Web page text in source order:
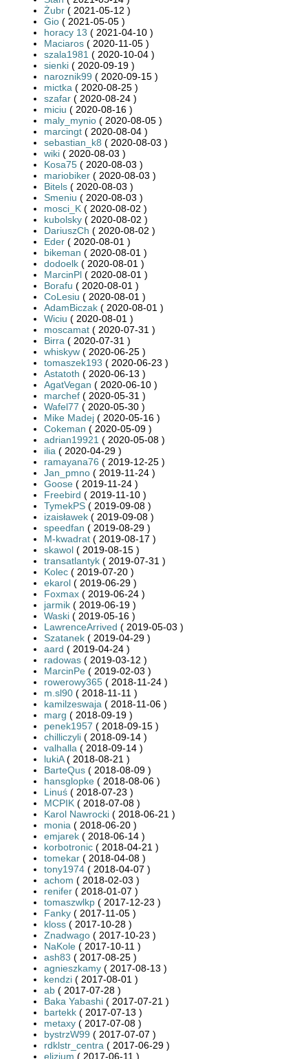
Żubr ( 2021-05-12 )
Gio ( 2021-05-05 )
horacy 13 ( 2021-04-10 )
Maciaros ( 2020-11-05 )
szala1981 ( 2020-10-04 )
sienki ( 2020-09-19 )
naroznik99 ( 2020-09-15 )
mictka ( 2020-08-25 )
szafar ( 2020-08-24 )
miciu ( 2020-08-16 )
maly_mynio ( 2020-08-05 )
marcingt ( 2020-08-04 )
sebastian_k8 ( 2020-08-03 )
wiki ( 2020-08-03 )
Kosa75 ( 2020-08-03 )
mariobiker ( 2020-08-03 )
Bitels ( 2020-08-03 )
Smeniu ( 2020-08-03 )
mosci_K ( 2020-08-02 )
kubolsky ( 2020-08-02 )
DariuszCh ( 2020-08-02 )
Eder ( 2020-08-01 )
bikeman ( 2020-08-01 )
dodoelk ( 2020-08-01 )
MarcinPl ( 2020-08-01 )
Borafu ( 2020-08-01 )
CoLesiu ( 2020-08-01 )
AdamBiczak ( 2020-08-01 )
Wiciu ( 2020-08-01 )
moscamat ( 2020-07-31 )
Birra ( 2020-07-31 )
whiskyw ( 2020-06-25 )
tomaszek193 ( 2020-06-23 )
Astatoth ( 2020-06-13 )
AgatVegan ( 2020-06-10 )
marchef ( 2020-05-31 )
Wafel77 ( 2020-05-30 )
Mike Madej ( 2020-05-16 )
Cokeman ( 2020-05-09 )
adrian19921 ( 2020-05-08 )
ilia ( 2020-04-29 )
ramayana76 ( 2019-12-25 )
Jan_pmno ( 2019-11-24 )
Goose ( 2019-11-24 )
Freebird ( 2019-11-10 )
TymekPS ( 2019-09-08 )
izaisławek ( 2019-09-08 )
speedfan ( 2019-08-29 )
M-kwadrat ( 2019-08-17 )
skawol ( 2019-08-15 )
transatlantyk ( 2019-07-31 )
Kolec ( 2019-07-20 )
ekarol ( 2019-06-29 )
Foxmax ( 2019-06-24 )
jarmik ( 2019-06-19 )
Waski ( 2019-05-16 )
LawrenceArrived ( 2019-05-03 )
Szatanek ( 2019-04-29 )
aard ( 2019-04-24 )
radowas ( 2019-03-12 )
MarcinPe ( 2019-02-03 )
rowerowy365 ( 2018-11-24 )
m.sl90 ( 2018-11-11 )
kamilzeswaja ( 2018-11-06 )
marg ( 2018-09-19 )
penek1957 ( 2018-09-15 )
chilliczyli ( 2018-09-14 )
valhalla ( 2018-09-14 )
lukiA( 2018-08-21 )
BarteQus ( 2018-08-09 )
hansglopke ( 2018-08-06 )
Linuś ( 2018-07-23 )
MCPIK ( 2018-07-08 )
Karol Nawrocki ( 2018-06-21 )
monia ( 2018-06-20 )
emjarek ( 2018-06-14 )
korbotronic ( 2018-04-21 )
tomekar ( 2018-04-08 )
tony1974 ( 2018-04-07 )
achom ( 2018-02-03 )
renifer ( 2018-01-07 )
tomaszwlkp ( 2017-12-23 )
Fanky ( 2017-11-05 )
kloss ( 2017-10-28 )
Znadwago ( 2017-10-23 )
NaKole ( 2017-10-11 )
ash83 ( 2017-08-25 )
agnieszkamy ( 2017-08-13 )
kendzi ( 2017-08-01 )
ab ( 2017-07-28 )
Baka Yabashi ( 2017-07-21 )
bartekk ( 2017-07-13 )
metaxy ( 2017-07-08 )
bystrzW99 ( 2017-07-07 )
rdklstr_centra ( 2017-06-29 )
elizium ( 2017-06-11 )